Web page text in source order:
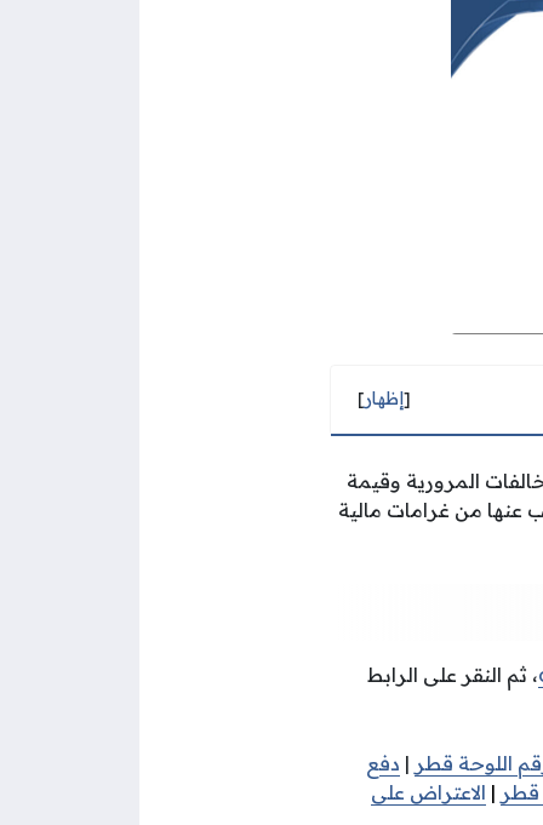
[إظهار]
المرورية وقيمة
عنها من غرامات مالية
، ثم النقر على الرابط
اللوحة قطر | دفع
قطر | الاعتراض على